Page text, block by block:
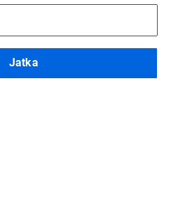
Jatka